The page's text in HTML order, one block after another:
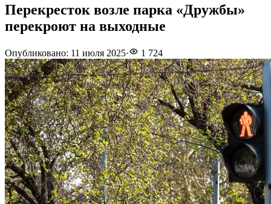
Перекресток возле парка «Дружбы»
перекроют на выходные
Опубликовано: 11 июля 2025· 1 724